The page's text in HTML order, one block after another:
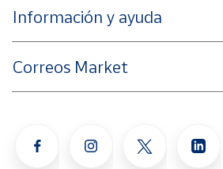
Información y ayuda
Correos Market